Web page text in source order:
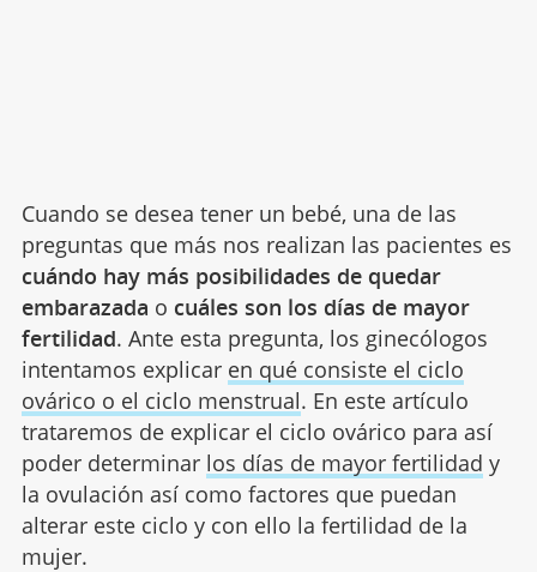
Cuando se desea tener un bebé, una de las
preguntas que más nos realizan las pacientes es
cuándo hay más posibilidades de quedar
embarazada o cuáles son los días de mayor
fertilidad. Ante esta pregunta, los ginecólogos
intentamos explicar en qué consiste el ciclo
ovárico o el ciclo menstrual. En este artículo
trataremos de explicar el ciclo ovárico para así
poder determinar los días de mayor fertilidad y
la ovulación así como factores que puedan
alterar este ciclo y con ello la fertilidad de la
mujer.